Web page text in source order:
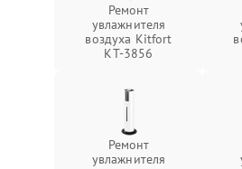
Ремонт
увлажнителя
воздуха Kitfort
КТ-3856
Ремонт
увлажнителя